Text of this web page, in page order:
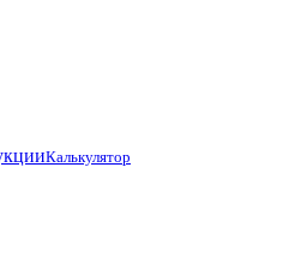
Калькулятор